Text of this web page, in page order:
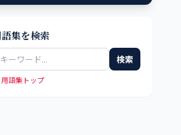
集を検索
検索
語集トップ